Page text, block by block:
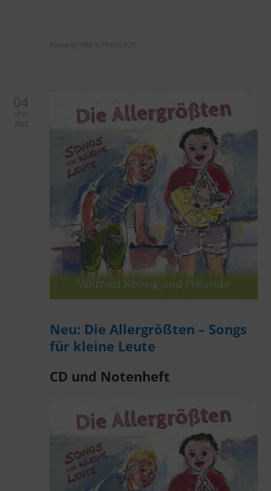
Posted by HJM in PRODUKTE
04
APR.
Neu: Die Allergrößten – Songs
für kleine Leute
CD und Notenheft